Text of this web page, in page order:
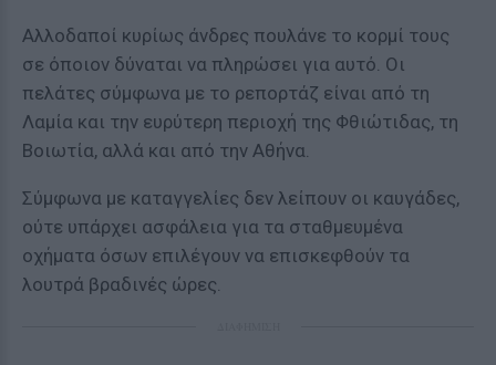
Αλλοδαποί κυρίως άνδρες πουλάνε το κορμί τους
σε όποιον δύναται να πληρώσει για αυτό. Οι
πελάτες σύμφωνα με το ρεπορτάζ είναι από τη
Λαμία και την ευρύτερη περιοχή της Φθιώτιδας, τη
Βοιωτία, αλλά και από την Αθήνα.
Σύμφωνα με καταγγελίες δεν λείπουν οι καυγάδες,
ούτε υπάρχει ασφάλεια για τα σταθμευμένα
οχήματα όσων επιλέγουν να επισκεφθούν τα
λουτρά βραδινές ώρες.